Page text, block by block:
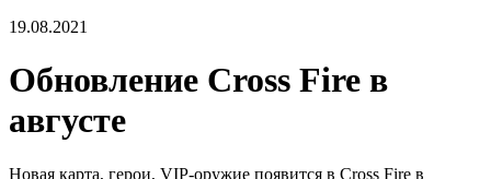
19.08.2021
Обновление Cross Fire в
августе
Новая карта, герои, VIP-оружие появится в Cross Fire в